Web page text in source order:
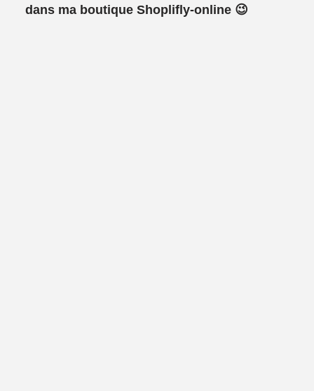
dans ma boutique Shoplifly-online 😉